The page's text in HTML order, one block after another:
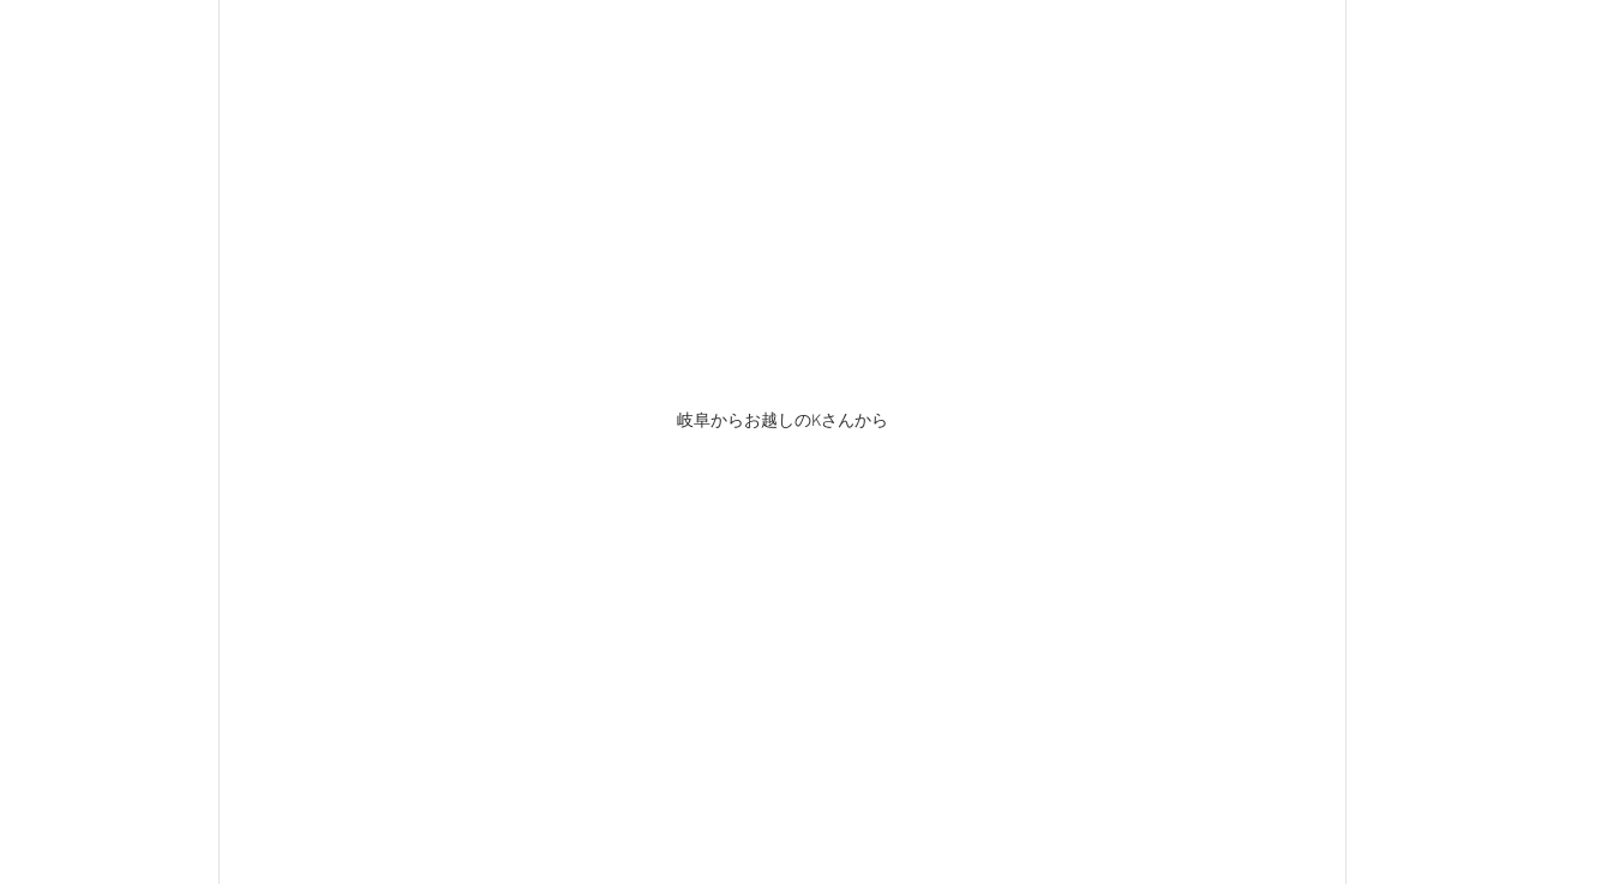
岐阜からお越しのKさんから